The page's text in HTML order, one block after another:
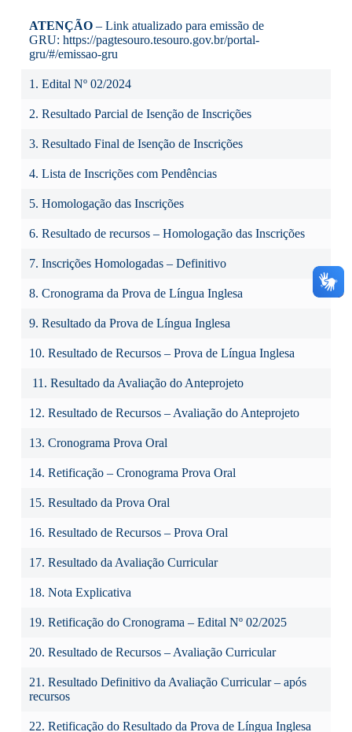
ATENÇÃO– Link atualizado para emissão de
GRU: https://pagtesouro.tesouro.gov.br/portal-
gru/#/emissao-gru
1. Edital Nº 02/2024
2. Resultado Parcial de Isenção de Inscrições
3. Resultado Final de Isenção de Inscrições
4. Lista de Inscrições com Pendências
5. Homologação das Inscrições
6. Resultado de recursos – Homologação das Inscrições
7. Inscrições Homologadas – Definitivo
8. Cronograma da Prova de Língua Inglesa
9. Resultado da Prova de Língua Inglesa
10. Resultado de Recursos – Prova de Língua Inglesa
11. Resultado da Avaliação do Anteprojeto
12. Resultado de Recursos – Avaliação do Anteprojeto
13. Cronograma Prova Oral
14. Retificação – Cronograma Prova Oral
15. Resultado da Prova Oral
16. Resultado de Recursos – Prova Oral
17. Resultado da Avaliação Curricular
18. Nota Explicativa
19. Retificação do Cronograma – Edital Nº 02/2025
20. Resultado de Recursos – Avaliação Curricular
21. Resultado Definitivo da Avaliação Curricular – após
recursos
22. Retificação do Resultado da Prova de Língua Inglesa